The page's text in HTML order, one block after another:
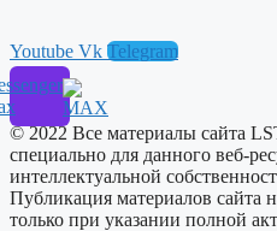
Youtube Vk Telegram
© 2022 Все материалы сайта
специально для данного веб-
интеллектуальной
Публикация материалов сайта
только при указании полной